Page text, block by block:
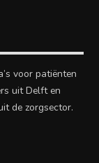
voor patiënten
uit Delft en
de zorgsector.